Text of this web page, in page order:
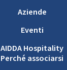
Aziende
Eventi
AIDDA Hospitality
Perché associarsi